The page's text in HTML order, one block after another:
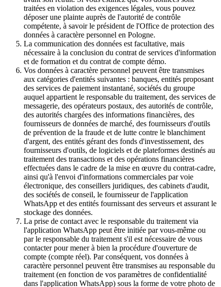
traitées en violation des exigences légales, vous pouvez
déposer une plainte auprès de l'autorité de contrôle
compétente, à savoir le président de l'Office de protection des
données à caractère personnel en Pologne.
La communication des données est facultative, mais
nécessaire à la conclusion du contrat de services d'information
et de formation et du contrat de compte démo.
Vos données à caractère personnel peuvent être transmises
aux catégories d'entités suivantes : banques, entités proposant
des services de paiement instantané, sociétés du groupe
auquel appartient le responsable du traitement, des services de
messagerie, des opérateurs postaux, des autorités de contrôle,
des autorités chargées des informations financières, des
fournisseurs de données de marché, des fournisseurs d'outils
de prévention de la fraude et de lutte contre le blanchiment
d'argent, des entités gérant des fonds d'investissement, des
fournisseurs d'outils, de logiciels et de plateformes destinés au
traitement des transactions et des opérations financières
effectuées dans le cadre de la mise en œuvre du contrat-cadre,
ainsi qu'à l'envoi d'informations commerciales par voie
électronique, des conseillers juridiques, des cabinets d'audit,
des sociétés de conseil, le fournisseur de l'application
WhatsApp et des entités fournissant des serveurs et assurant le
stockage des données.
La prise de contact avec le responsable du traitement via
l'application WhatsApp peut être initiée par vous-même ou
par le responsable du traitement s'il est nécessaire de vous
contacter pour mener à bien la procédure d'ouverture de
compte (compte réel). Par conséquent, vos données à
caractère personnel peuvent être transmises au responsable du
traitement (en fonction de vos paramètres de confidentialité
dans l'application WhatsApp) sous la forme de votre photo de